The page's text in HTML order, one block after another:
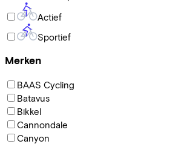
Actief
Sportief
Merken
BAAS Cycling
Batavus
Bikkel
Cannondale
Canyon